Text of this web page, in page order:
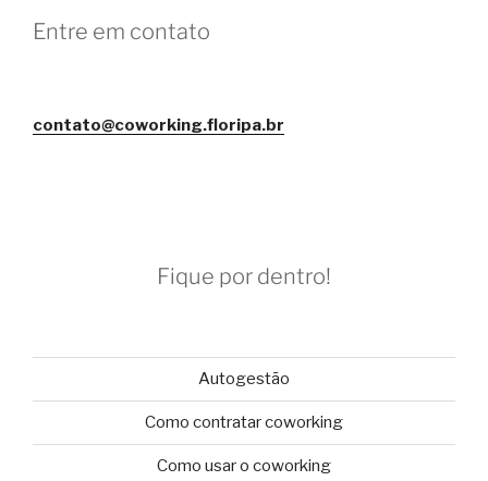
Entre em contato
contato@coworking.floripa.br
Fique por dentro!
Autogestão
Como contratar coworking
Como usar o coworking